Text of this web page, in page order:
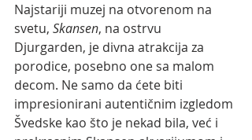
Najstariji muzej na otvorenom na
svetu, Skansen, na ostrvu
Djurgarden, je divna atrakcija za
porodice, posebno one sa malom
decom. Ne samo da ćete biti
impresionirani autentičnim izgledom
Švedske kao što je nekad bila, već i